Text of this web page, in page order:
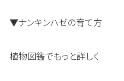
▼ナンキンハゼの育て方
植物図鑑でもっと詳しく